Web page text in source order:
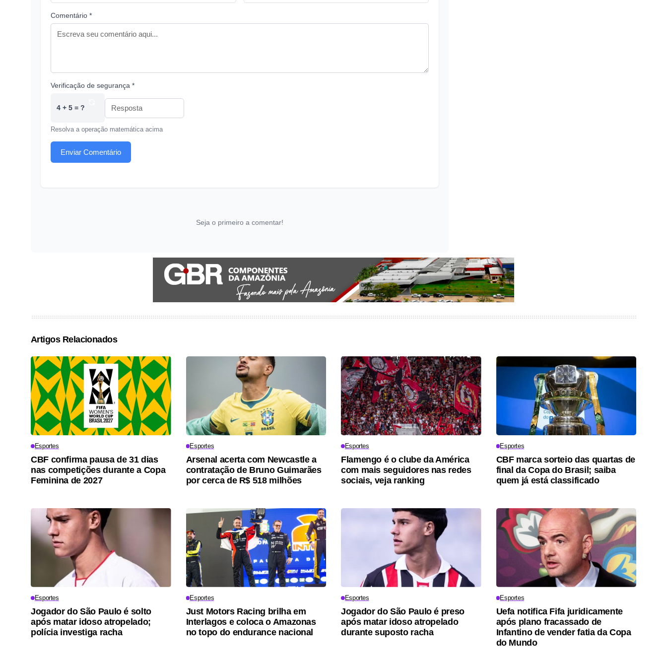
Comentário *
Verificação de segurança *
4 + 5 = ?
Resolva a operação matemática acima
Enviar Comentário
Seja o primeiro a comentar!
Artigos Relacionados
Esportes
CBF confirma pausa de 31 dias
nas competições durante a Copa
Feminina de 2027
Esportes
Arsenal acerta com Newcastle a
contratação de Bruno Guimarães
por cerca de R$ 518 milhões
Esportes
Flamengo é o clube da América
com mais seguidores nas redes
sociais, veja ranking
Esportes
CBF marca sorteio das quartas de
final da Copa do Brasil; saiba
quem já está classificado
Esportes
Jogador do São Paulo é solto
após matar idoso atropelado;
polícia investiga racha
Esportes
Just Motors Racing brilha em
Interlagos e coloca o Amazonas
no topo do endurance nacional
Esportes
Jogador do São Paulo é preso
após matar idoso atropelado
durante suposto racha
Esportes
Uefa notifica Fifa juridicamente
após plano fracassado de
Infantino de vender fatia da Copa
do Mundo